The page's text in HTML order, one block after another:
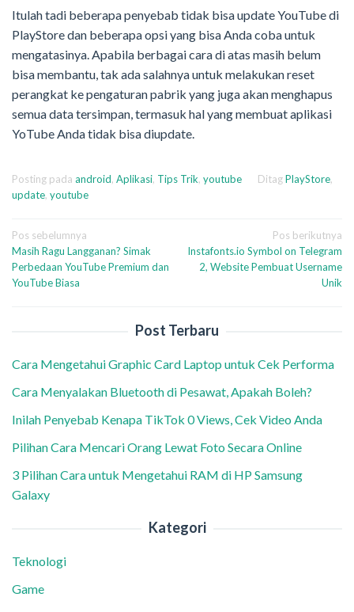
Itulah tadi beberapa penyebab tidak bisa update YouTube di
PlayStore dan beberapa opsi yang bisa Anda coba untuk
mengatasinya. Apabila berbagai cara di atas masih belum
bisa membantu, tak ada salahnya untuk melakukan reset
perangkat ke pengaturan pabrik yang juga akan menghapus
semua data tersimpan, termasuk hal yang membuat aplikasi
YoTube Anda tidak bisa diupdate.
Posting pada android, Aplikasi, Tips Trik, youtube DitagPlayStore,
update, youtube
Navigasi
pos
Pos sebelumnya
Masih Ragu Langganan? Simak
Perbedaan YouTube Premium dan
YouTube Biasa
Pos berikutnya
Instafonts.io Symbol on Telegram
2, Website Pembuat Username
Unik
Post Terbaru
Cara Mengetahui Graphic Card Laptop untuk Cek Performa
Cara Menyalakan Bluetooth di Pesawat, Apakah Boleh?
Inilah Penyebab Kenapa TikTok 0 Views, Cek Video Anda
Pilihan Cara Mencari Orang Lewat Foto Secara Online
3 Pilihan Cara untuk Mengetahui RAM di HP Samsung
Galaxy
Kategori
Teknologi
Game